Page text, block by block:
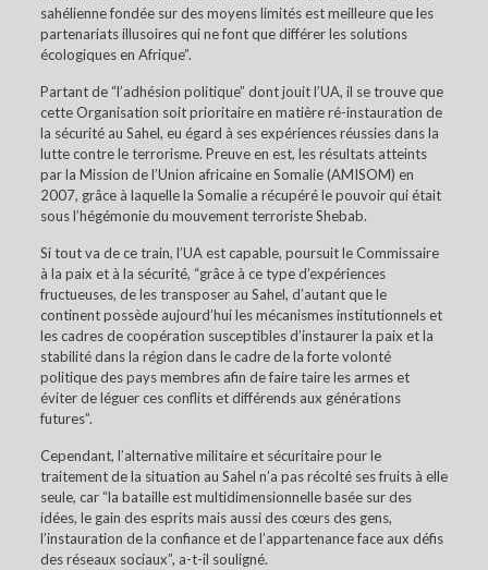
sahélienne fondée sur des moyens limités est meilleure que les
partenariats illusoires qui ne font que différer les solutions
écologiques en Afrique”.
Partant de “l’adhésion politique” dont jouit l’UA, il se trouve que
cette Organisation soit prioritaire en matière ré-instauration de
la sécurité au Sahel, eu égard à ses expériences réussies dans la
lutte contre le terrorisme. Preuve en est, les résultats atteints
par la Mission de l’Union africaine en Somalie (AMISOM) en
2007, grâce à laquelle la Somalie a récupéré le pouvoir qui était
sous l’hégémonie du mouvement terroriste Shebab.
Si tout va de ce train, l’UA est capable, poursuit le Commissaire
à la paix et à la sécurité, “grâce à ce type d’expériences
fructueuses, de les transposer au Sahel, d’autant que le
continent possède aujourd’hui les mécanismes institutionnels et
les cadres de coopération susceptibles d’instaurer la paix et la
stabilité dans la région dans le cadre de la forte volonté
politique des pays membres afin de faire taire les armes et
éviter de léguer ces conflits et différends aux générations
futures”.
Cependant, l’alternative militaire et sécuritaire pour le
traitement de la situation au Sahel n’a pas récolté ses fruits à elle
seule, car “la bataille est multidimensionnelle basée sur des
idées, le gain des esprits mais aussi des cœurs des gens,
l’instauration de la confiance et de l’appartenance face aux défis
des réseaux sociaux”, a-t-il souligné.